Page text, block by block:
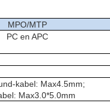
MPO/MTP
PC en APC
kabel: Max4.5mm;
Max3.0*5.0mm